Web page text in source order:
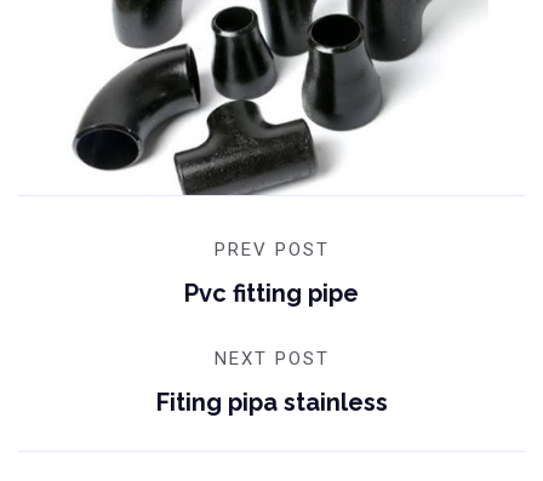
PREV POST
Pvc fitting pipe
NEXT POST
Fiting pipa stainless